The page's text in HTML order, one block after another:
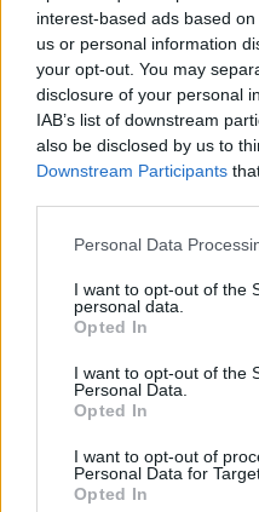
interest-based ads based
us or personal information
your opt-out. You may
disclosure of your personal
IAB’s list of downstream
also be disclosed by us to
Downstream Participants
Please note that this
not limited to your visit or
grant or deny consent to
use your data for below
consent section.
Personal Data
I want to opt-out of the
personal data.
Opted In
I want to opt-out of the
Personal Data.
Opted In
I want to opt-out of
Personal Data for
Opted In
szemben.
TOVÁBB OLVASOM
Szolnok bántalmazás, dr.
gyermekfelügyelő,gyermekotthon,
Fülöp Attila
gyermekvédelem nem
2025.08.27.